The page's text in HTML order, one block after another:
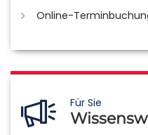
Online-
Für Sie